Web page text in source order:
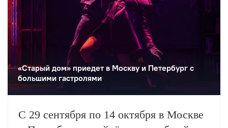
«Старый дом» приедет в Москву и Петербург с
большими гастролями
С 29 сентября по 14 октября в Москве